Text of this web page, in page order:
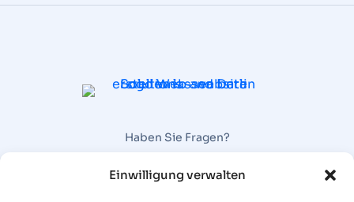
Einwilligung verwalten
Haben Sie Fragen?
Wir rufen Sie gerne zurück oder erstellen Ihnen ein
Angebot